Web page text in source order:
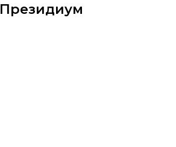
Президиум